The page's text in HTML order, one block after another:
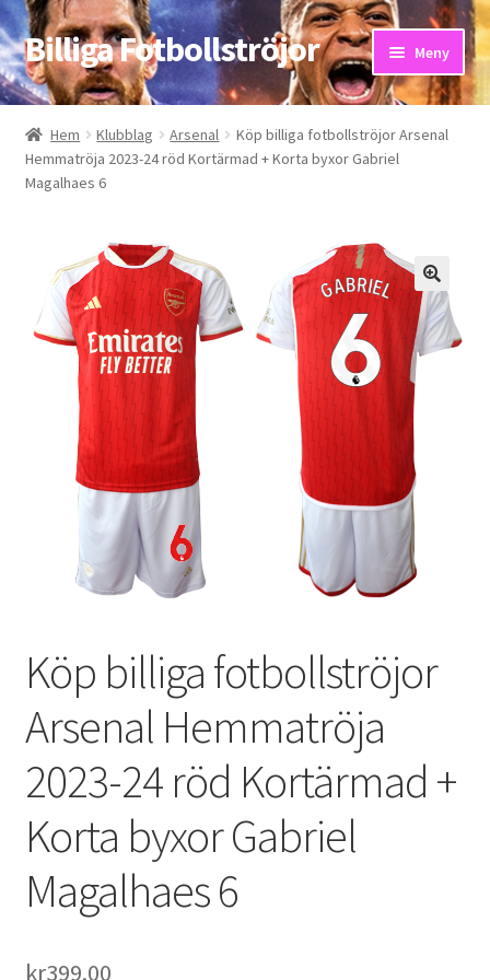
Hoppa
till
navigering
Hoppa
till
innehåll
Billiga Fotbollströjor Meny
Hem
Bloggar
Kassa
Kontakta oss
Mitt konto
Storleksguiden
Hem Klubblag Arsenal
Köp billiga fotbollströjor Arsenal
Hemmatröja 2023-24 röd Kortärmad + Korta byxor Gabriel
Magalhaes 6
Köp billiga fotbollströjor
Arsenal Hemmatröja
2023-24 röd Kortärmad +
Korta byxor Gabriel
Magalhaes 6
kr399.00